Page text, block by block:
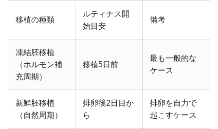
移植の種類
ルティナス開
始目安
備考
凍結胚移植
（ホルモン補
充周期）
移植5日前
最も一般的な
ケース
新鮮胚移植
（自然周期）
排卵後2日目か
ら
排卵を自力で
起こすケース